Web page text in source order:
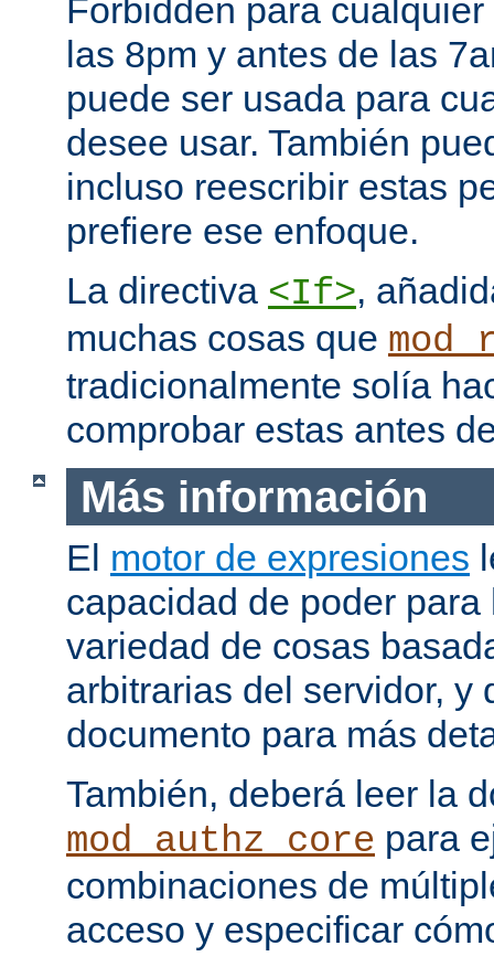
Forbidden para
las 8pm y antes de las
puede ser usada para
desee usar. También
incluso reescribir estas
prefiere ese enfoque.
La directiva <If>,
muchas cosas que
tradicionalmente solía
comprobar estas antes
Más información
El motor de expresiones
capacidad de poder
variedad de cosas
arbitrarias del servidor, y
documento para más
También, deberá leer la
mod_authz_core para
combinaciones de
acceso y especificar